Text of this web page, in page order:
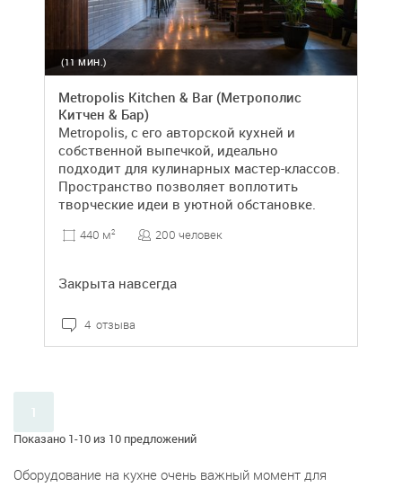
(11 МИН.)
Metropolis Kitchen & Bar (Метрополис
Китчен & Бар)
Metropolis, с его авторской кухней и
собственной выпечкой, идеально
подходит для кулинарных мастер-классов.
Пространство позволяет воплотить
творческие идеи в уютной обстановке.
440 м2 200 человек
Закрыта навсегда
4 отзыва
Показано 1-10 из 10 предложений
1
Оборудование на кухне очень важный момент для